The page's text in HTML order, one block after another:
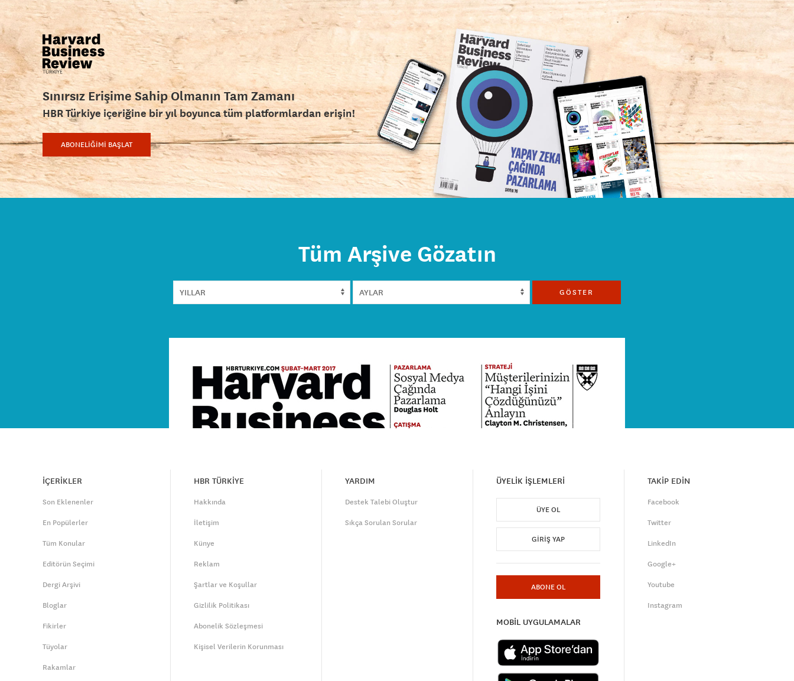
Sınırsız Erişime Sahip Olmanın Tam Zamanı
HBR Türkiye içeriğine bir yıl boyunca tüm platformlardan erişin!
ABONELİĞİMİ BAŞLAT
Tüm Arşive Gözatın
GÖSTER
İÇERİKLER
Son Eklenenler
En Popülerler
Tüm Konular
Editörün Seçimi
Dergi Arşivi
Bloglar
Fikirler
Tüyolar
Rakamlar
HBR TÜRKİYE
Hakkında
İletişim
Künye
Reklam
Şartlar ve Koşullar
Gizlilik Politikası
Abonelik Sözleşmesi
Kişisel Verilerin Korunması
YARDIM
Destek Talebi Oluştur
Sıkça Sorulan Sorular
ÜYELİK İŞLEMLERİ
ÜYE OL
GIRIŞ YAP
ABONE OL
MOBİL UYGULAMALAR
TAKİP EDİN
Facebook
Twitter
LinkedIn
Google+
Youtube
Instagram